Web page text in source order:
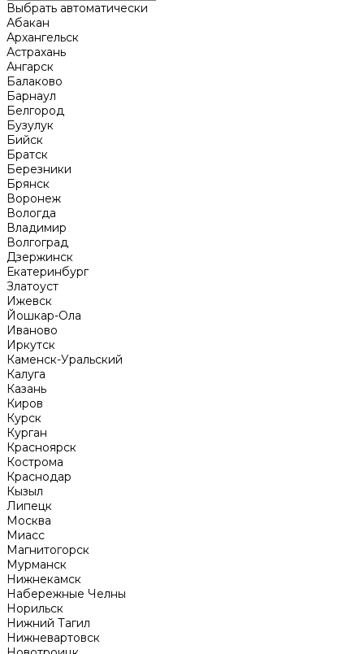
Выбрать автоматически
Абакан
Архангельск
Астрахань
Ангарск
Балаково
Барнаул
Белгород
Бузулук
Бийск
Братск
Березники
Брянск
Воронеж
Вологда
Владимир
Волгоград
Дзержинск
Екатеринбург
Златоуст
Ижевск
Йошкар-Ола
Иваново
Иркутск
Каменск-Уральский
Калуга
Казань
Киров
Курск
Курган
Красноярск
Кострома
Краснодар
Кызыл
Липецк
Москва
Миасс
Магнитогорск
Мурманск
Нижнекамск
Набережные Челны
Норильск
Нижний Тагил
Нижневартовск